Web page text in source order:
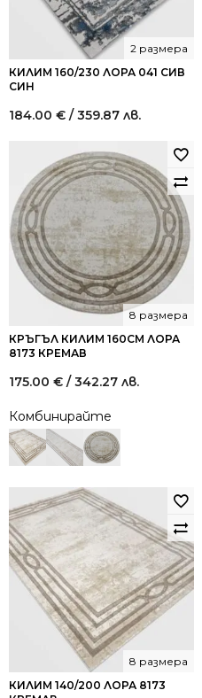
КИЛИМ 160/230 ЛОРА 041 СИВ
СИН
2 размера
184.00 € / 359.87 лв.
КРЪГЪЛ КИЛИМ 160СМ ЛОРА
8173 КРЕМАВ
8 размера
175.00 € / 342.27 лв.
Комбинирайте
КИЛИМ 140/200 ЛОРА 8173
8 размера